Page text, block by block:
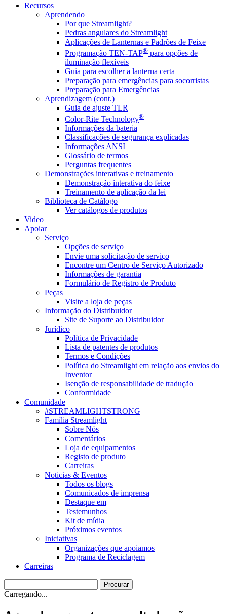
Recursos
Aprendendo
Por que Streamlight?
Pedras angulares do Streamlight
Aplicações de Lanternas e Padrões de Feixe
Programação TEN-TAP® para opções de
iluminação flexíveis
Guia para escolher a lanterna certa
Preparação para emergências para socorristas
Preparação para Emergências
Aprendizagem (cont.)
Guia de ajuste TLR
Color-Rite Technology®
Informações da bateria
Classificações de segurança explicadas
Informações ANSI
Glossário de termos
Perguntas frequentes
Demonstrações interativas e treinamento
Demonstração interativa do feixe
Treinamento de aplicação da lei
Biblioteca de Catálogo
Ver catálogos de produtos
Video
Apoiar
Serviço
Opções de serviço
Envie uma solicitação de serviço
Encontre um Centro de Serviço Autorizado
Informações de garantia
Formulário de Registro de Produto
Peças
Visite a loja de peças
Informação do Distribuidor
Site de Suporte ao Distribuidor
Jurídico
Política de Privacidade
Lista de patentes de produtos
Termos e Condições
Política do Streamlight em relação aos envios do
Inventor
Isenção de responsabilidade de tradução
Conformidade
Comunidade
#STREAMLIGHTSTRONG
Família Streamlight
Sobre Nós
Comentários
Loja de equipamentos
Registo de produto
Carreiras
Noticias & Eventos
Todos os blogs
Comunicados de imprensa
Destaque em
Testemunhos
Kit de mídia
Próximos eventos
Iniciativas
Organizações que apoiamos
Programa de Reciclagem
Carreiras
Carregando...